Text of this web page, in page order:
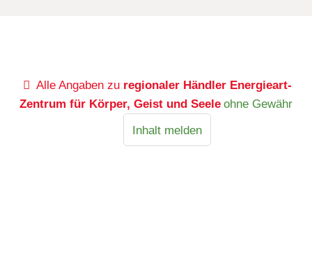
Alle Angaben zu regionaler Händler Energieart-
Zentrum für Körper, Geist und Seele ohne Gewähr
Inhalt melden